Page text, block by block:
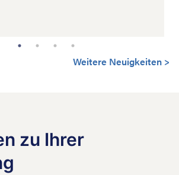
Weitere Neuigkeiten >
zu Ihrer